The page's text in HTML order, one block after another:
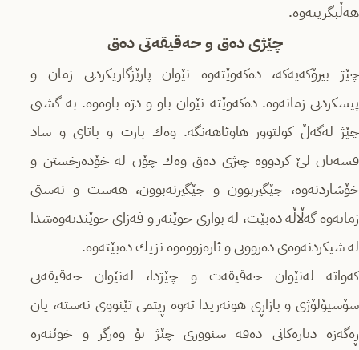
هەڵبگرینەوە.
چێژی دەق و حەقیقەتی دەق
چێژ بیرۆكەیەكە، دەكەوێتەوە نێوان پارێزگاریكردنی زمان و
پیسكردنی زمانەوە. دەكەوێتە نێوان باو و دژە باوەوە. بە گشتی
چێژ لەگەڵ كولتوور هاوئاهەنگە. وەك بارت و باتای و ساد
قسەیان لێ كردووە چیژی دەق وەك چۆن لە خۆدەرخستن و
خۆشاردنەوە، جێگیربوون و جێگیرنەبوون، هەست و نەستی
زمانەوە گەڵاڵە دەبێت، لە بواری خوێنەر و فەزای خوێندنەوەشدا
لە شیكردنەوەی دەروونی و ئارەزووەوە نزیك دەبێتەوە.
كەواتە لەنێوان حەقیقەت و چێژدا، لەنێوان حەقیقەتی
سۆسیۆلۆژی و بازاڕی هونەریدا ئەوە ڕیتمی تێنووی نەستە، یان
ڕەگەزە دیارەكانی دەقە سنووری چێژ بۆ وەرگر و خوێنەرە